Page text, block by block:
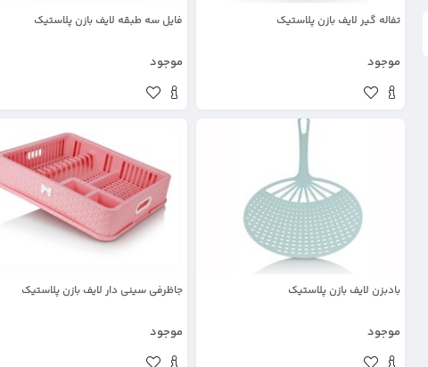
تفاله گیر لایف بازن پلاستیک
موجود
فایل سه طبقه لایف بازن پلاستیک
موجود
بادبزن لایف بازن پلاستیک
موجود
جاظرفی سینی دار لایف بازن پلاستیک
موجود